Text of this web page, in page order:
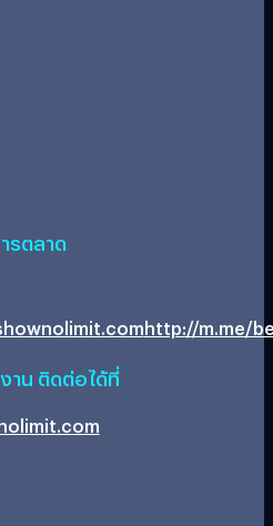
รตลาด
http://m.me/
าน ติดต่อได้ที่